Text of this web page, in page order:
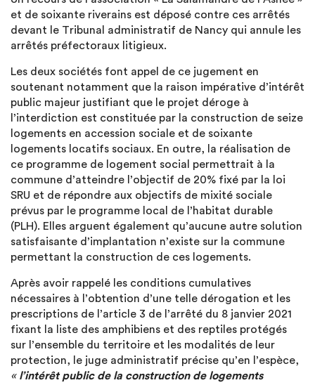
et de soixante riverains est déposé contre ces arrêtés
devant le Tribunal administratif de Nancy qui annule les
arrêtés préfectoraux litigieux.
Les deux sociétés font appel de ce jugement en
soutenant notamment que la raison impérative d’intérêt
public majeur justifiant que le projet déroge à
l’interdiction est constituée par la construction de seize
logements en accession sociale et de soixante
logements locatifs sociaux. En outre, la réalisation de
ce programme de logement social permettrait à la
commune d’atteindre l’objectif de 20% fixé par la loi
SRU et de répondre aux objectifs de mixité sociale
prévus par le programme local de l’habitat durable
(PLH). Elles arguent également qu’aucune autre solution
satisfaisante d’implantation n’existe sur la commune
permettant la construction de ces logements.
Après avoir rappelé les conditions cumulatives
nécessaires à l’obtention d’une telle dérogation et les
prescriptions de l’article 3 de l’arrêté du 8 janvier 2021
fixant la liste des amphibiens et des reptiles protégés
sur l’ensemble du territoire et les modalités de leur
protection, le juge administratif précise qu’en l’espèce,
« l’intérêt public de la construction de logements